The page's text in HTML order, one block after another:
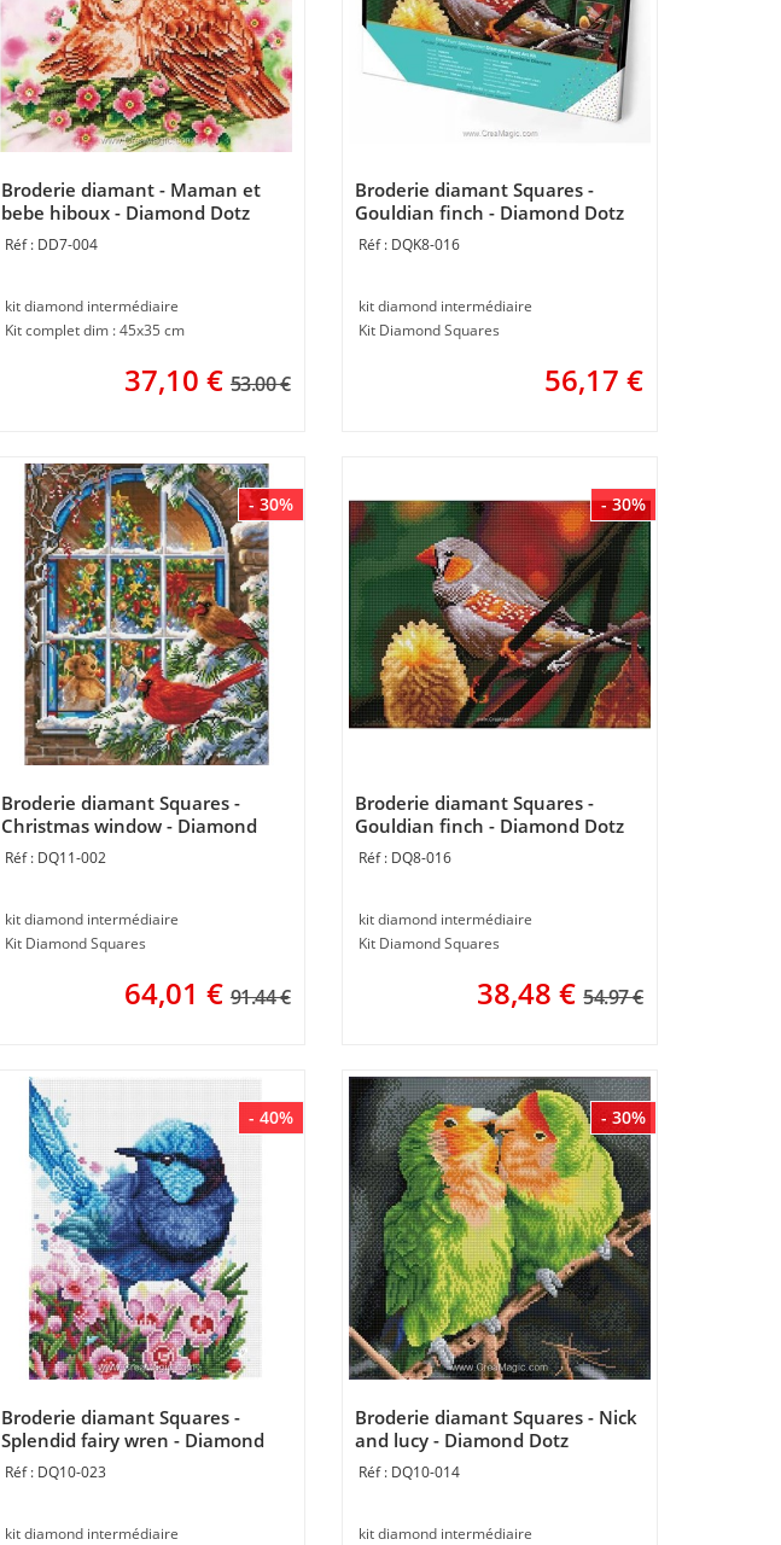
Broderie diamant - Maman et
bebe hiboux - Diamond Dotz
DD7-004
kit diamond intermédiaire
Kit complet dim : 45x35 cm
37,10 € 53.00 €
Broderie diamant Squares -
Gouldian finch - Diamond Dotz
DQK8-016
kit diamond intermédiaire
Kit Diamond Squares
56,17 €
- 30%
Broderie diamant Squares -
Christmas window - Diamond
DotzDQ11-002
kit diamond intermédiaire
Kit Diamond Squares
64,01 € 91.44 €
- 30%
Broderie diamant Squares -
Gouldian finch - Diamond Dotz
DQ8-016
kit diamond intermédiaire
Kit Diamond Squares
38,48 € 54.97 €
- 40%
Broderie diamant Squares -
Splendid fairy wren - Diamond
DotzDQ10-023
kit diamond intermédiaire
- 30%
Broderie diamant Squares - Nick
and lucy - Diamond Dotz
DQ10-014
kit diamond intermédiaire